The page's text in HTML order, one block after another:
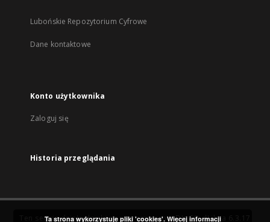
Lubońskie Repozytorium Cyfrowe
Dane kontaktowe
Konto użytkownika
Zaloguj się
Historia przeglądania
Ten serwis działa dzięki oprogramowaniuDInGO dLibra 6.3.17
Ta strona wykorzystuje pliki 'cookies'. Więcej informacji